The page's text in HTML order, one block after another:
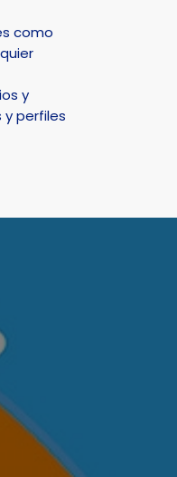
Language
como
y
perfiles